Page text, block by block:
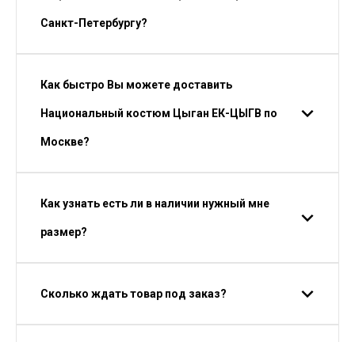
Санкт-Петербургу?
Как быстро Вы можете доставить
Национальный костюм Цыган ЕК-ЦЫГВ по
Москве?
Как узнать есть ли в наличии нужный мне
размер?
Сколько ждать товар под заказ?